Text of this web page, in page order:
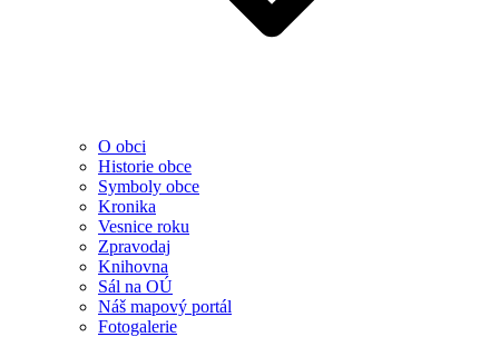
O obci
Historie obce
Symboly obce
Kronika
Vesnice roku
Zpravodaj
Knihovna
Sál na OÚ
Náš mapový portál
Fotogalerie